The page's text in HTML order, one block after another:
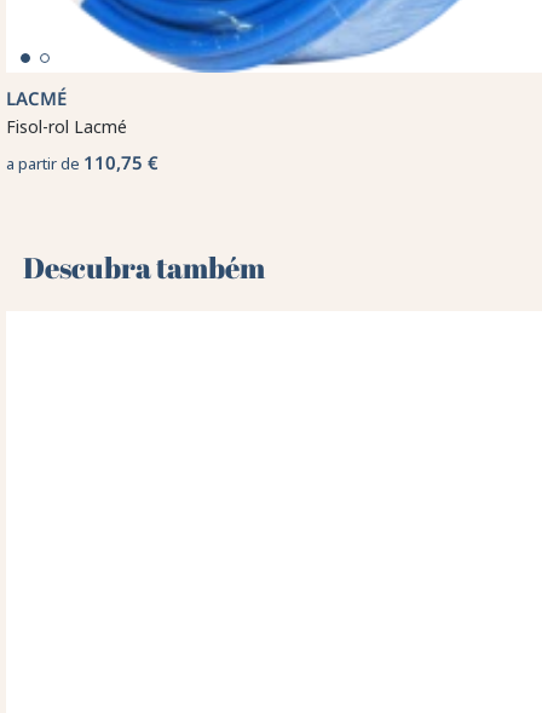
LACMÉ
Fisol-rol Lacmé
a partir de 110,75 €
Descubra também 🌻